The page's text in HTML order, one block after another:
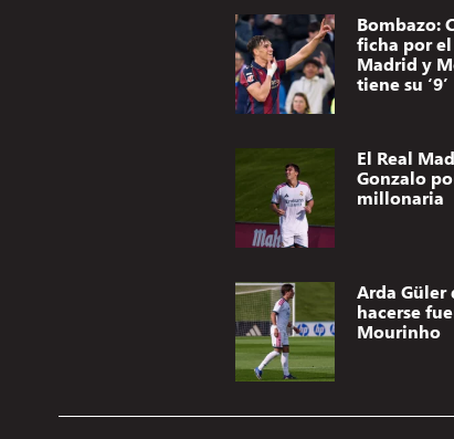
Bombazo:
ficha por el
Madrid y
tiene su ‘9’
El Real
Gonzalo
millonaria
Arda Güler
hacerse
Mourinho